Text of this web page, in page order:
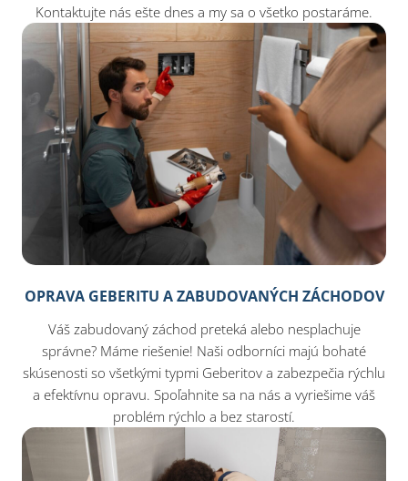
Kontaktujte nás ešte dnes a my sa o všetko postaráme.
OPRAVA GEBERITU A ZABUDOVANÝCH ZÁCHODOV
Váš zabudovaný záchod preteká alebo nesplachuje
správne? Máme riešenie! Naši odborníci majú bohaté
skúsenosti so všetkými typmi Geberitov a zabezpečia rýchlu
a efektívnu opravu. Spoľahnite sa na nás a vyriešime váš
problém rýchlo a bez starostí.